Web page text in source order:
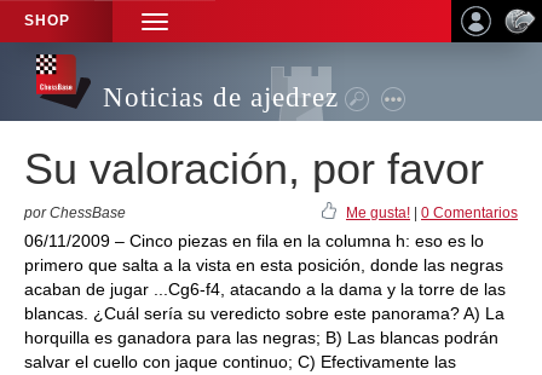
SHOP
TOGGLE
NAVIGATION
Noticias de ajedrez
Su valoración, por favor
por ChessBase Me gusta! 0 Comentarios
06/11/2009 – Cinco piezas en fila en la columna h: eso es lo
primero que salta a la vista en esta posición, donde las negras
acaban de jugar ...Cg6-f4, atacando a la dama y la torre de las
blancas. ¿Cuál sería su veredicto sobre este panorama? A) La
horquilla es ganadora para las negras; B) Las blancas podrán
salvar el cuello con jaque continuo; C) Efectivamente las